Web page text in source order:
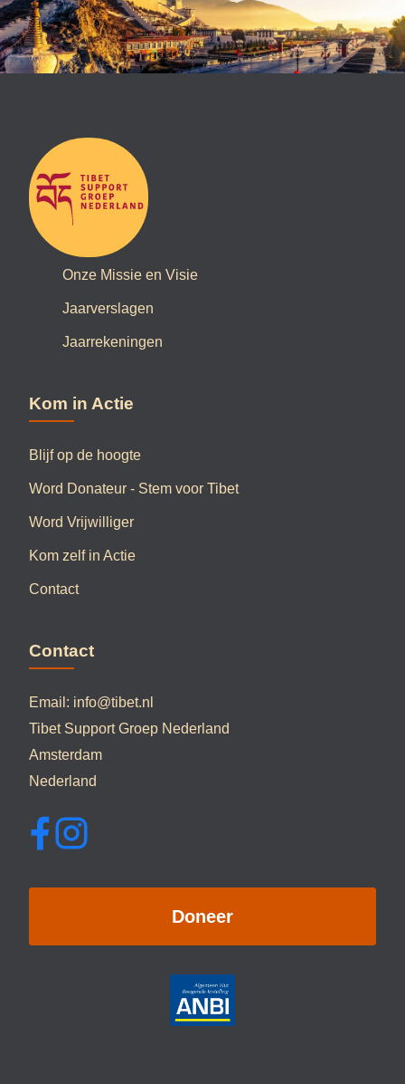
Onze Missie en Visie
Jaarverslagen
Jaarrekeningen
Kom in Actie
Blijf op de hoogte
Word Donateur - Stem voor Tibet
Word Vrijwilliger
Kom zelf in Actie
Contact
Contact
Email: info@tibet.nl
Tibet Support Groep Nederland
Amsterdam
Nederland
Doneer